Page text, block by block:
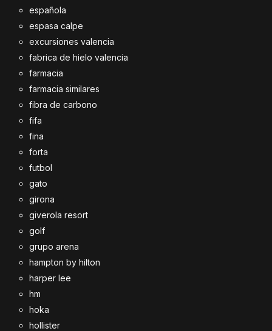
española
espasa calpe
excursiones valencia
fabrica de hielo valencia
farmacia
farmacia similares
fibra de carbono
fifa
fina
forta
futbol
gato
girona
giverola resort
golf
grupo arena
hampton by hilton
harper lee
hm
hoka
hollister